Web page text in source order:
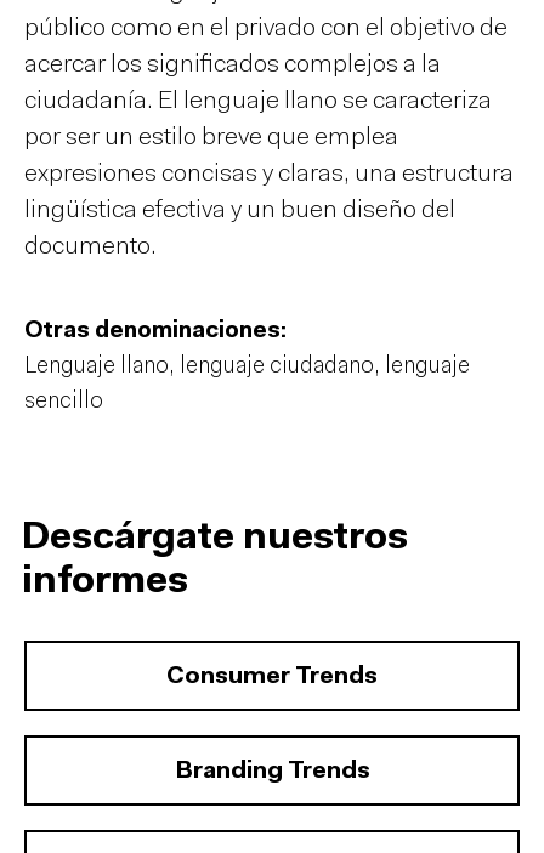
público como en el privado con el objetivo de
acercar los significados complejos a la
ciudadanía. El lenguaje llano se caracteriza
por ser un estilo breve que emplea
expresiones concisas y claras, una estructura
lingüística efectiva y un buen diseño del
documento.
Otras denominaciones:
Lenguaje llano, lenguaje ciudadano, lenguaje
sencillo
Descárgate nuestros
informes
Consumer Trends
Branding Trends